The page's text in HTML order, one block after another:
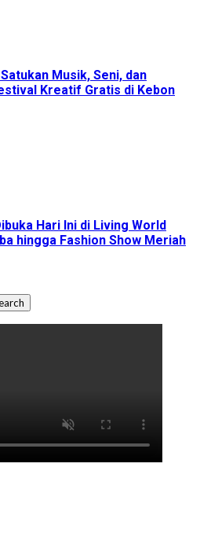
Musik, Seni, dan
Kreatif Gratis di Kebon
Hari Ini di Living World
hingga Fashion Show Meriah